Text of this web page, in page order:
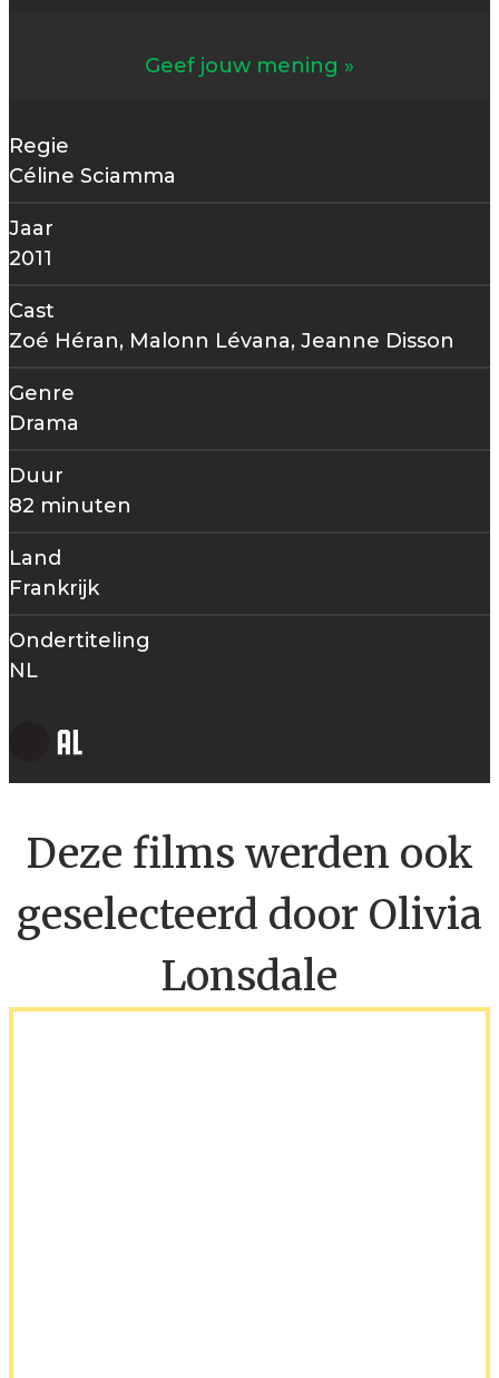
Geef jouw mening
Regie
Céline Sciamma
Jaar
2011
Cast
Zoé Héran, Malonn Lévana, Jeanne Disson
Genre
Drama
Duur
82 minuten
Land
Frankrijk
Ondertiteling
NL
Deze films werden ook
geselecteerd door Olivia
Lonsdale